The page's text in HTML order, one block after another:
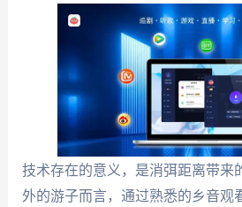
技术存在的意义，是消弭距离带来
外的游子而言，通过熟悉的乡音观